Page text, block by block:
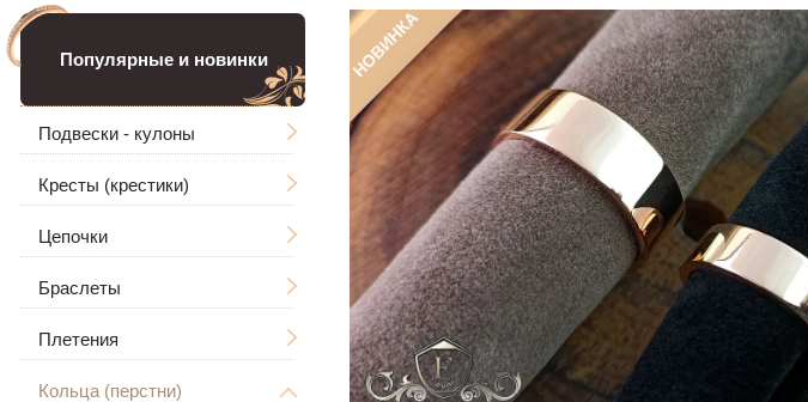
Популярные и новинки
Подвески - кулоны
Мужские
Большие
Ладанки
Дерево Жизни
Знаки зодиака
В виде собаки
Кресты (крестики)
Без распятия
С распятием
Мужские
Большие
Женские
Цепочки
Мужские
Большие / Толстые
Женские
Браслеты
Мужские
Большие / Толстые
Женские
Плетения
Ручная вязка
Кольца (перстни)
НОВИНКА